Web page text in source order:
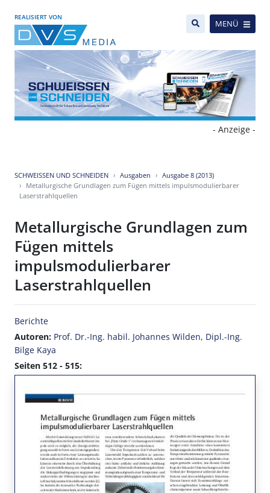
REALISIERT VON
MENÜ
- Anzeige -
SCHWEISSEN UND SCHNEIDEN Ausgaben
Ausgabe 8 (2013)
Metallurgische Grundlagen zum Fügen mittels impulsmodulierbarer
Laserstrahlquellen
Metallurgische Grundlagen zum
Fügen mittels
impulsmodulierbarer
Laserstrahlquellen
Berichte
Autoren: Prof. Dr.-Ing. habil. Johannes Wilden, Dipl.-Ing.
Bilge Kaya
Seiten 512 - 515: